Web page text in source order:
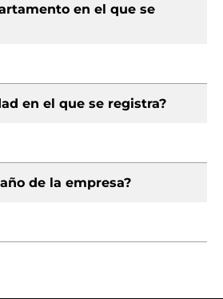
en el que se
en el que se registra?
de la empresa?